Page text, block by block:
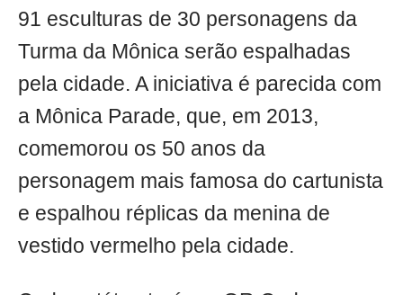
91 esculturas de 30 personagens da
Turma da Mônica serão espalhadas
pela cidade. A iniciativa é parecida com
a Mônica Parade, que, em 2013,
comemorou os 50 anos da
personagem mais famosa do cartunista
e espalhou réplicas da menina de
vestido vermelho pela cidade.